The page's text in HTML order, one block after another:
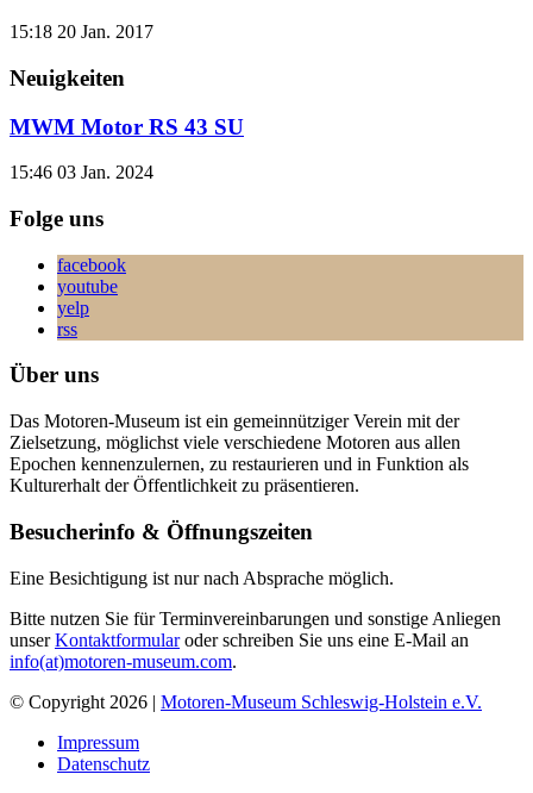
15:18 20 Jan. 2017
Neuigkeiten
MWM Motor RS 43 SU
15:46 03 Jan. 2024
Folge uns
facebook
youtube
yelp
rss
Über uns
Das Motoren-Museum ist ein gemeinnütziger Verein mit der
Zielsetzung, möglichst viele verschiedene Motoren aus allen
Epochen kennenzulernen, zu restaurieren und in Funktion als
Kulturerhalt der Öffentlichkeit zu präsentieren.
Besucherinfo & Öffnungszeiten
Eine Besichtigung ist nur nach Absprache möglich.
Bitte nutzen Sie für Terminvereinbarungen und sonstige Anliegen
unserKontaktformularoder schreiben Sie uns eine E-Mail an
info(at)motoren-museum.com.
© Copyright 2026 | Motoren-Museum Schleswig-Holstein e.V.
Impressum
Datenschutz